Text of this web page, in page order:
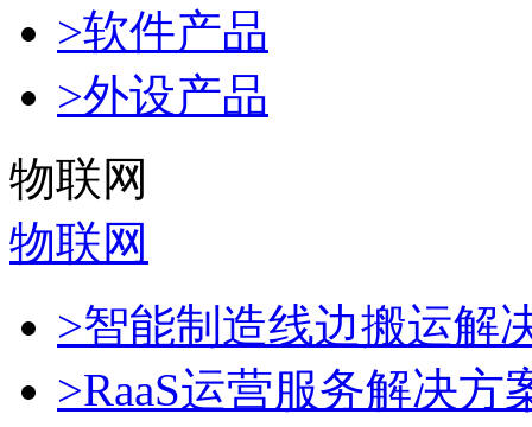
>软件产品
>外设产品
物联网
物联网
>智能制造线边搬运解
>RaaS运营服务解决方